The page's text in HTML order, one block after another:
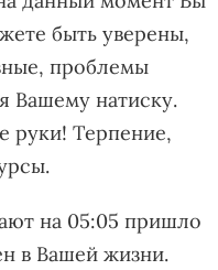
быть уверены,
проблемы
Вашему натиску.
руки! Терпение,
на 05:05 пришло
в Вашей жизни.